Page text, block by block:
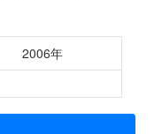
2006年